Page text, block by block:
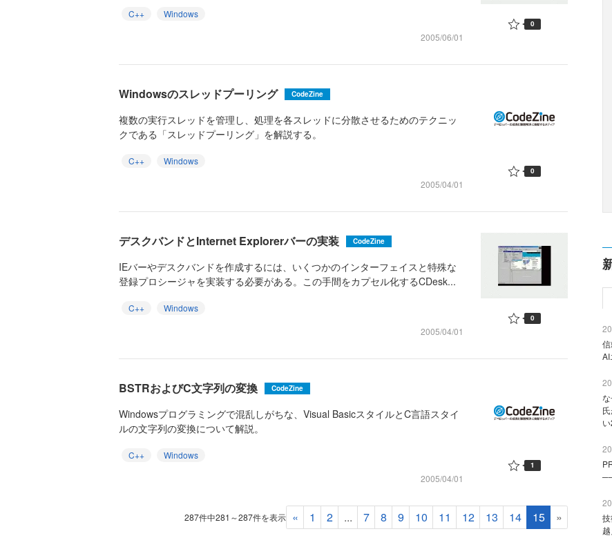
C++
Windows
2005/06/01
0
Windowsのスレッドプーリング CodeZine
複数の実行スレッドを管理し、処理を各スレッドに分散させるためのテクニッ
クである「スレッドプーリング」を解説する。
C++
Windows
2005/04/01
0
デスクバンドとInternet Explorerバーの実装 CodeZine
IEバーやデスクバンドを作成するには、いくつかのインターフェイスと特殊な
登録プロシージャを実装する必要がある。この手間をカプセル化するCDesk...
C++
Windows
2005/04/01
0
BSTRおよびC文字列の変換 CodeZine
Windowsプログラミングで混乱しがちな、Visual BasicスタイルとC言語スタイ
ルの文字列の変換について解説。
C++
Windows
2005/04/01
1
287件中281～287件を表示 « 1 2 ... 7 8 9 10 11 12 13 14 15 »